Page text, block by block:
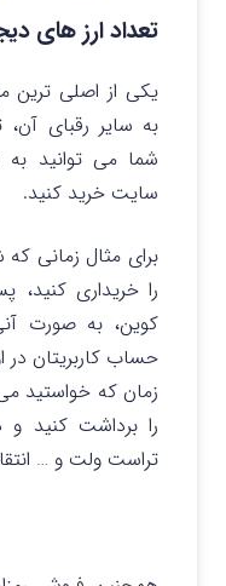
تعداد ارز های
یکی از اصلی
به سایر رقبای
شما می توانید
سایت خرید کنید.
برای مثال زمانی
را خریداری کنید،
کوین، به صورت
حساب کاربریتان
زمان که خواستید
را برداشت کنید
تراست ولت و …